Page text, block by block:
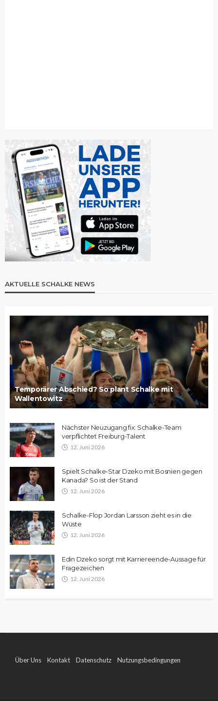
AKTUELLE SCHALKE NEWS
Temporärer Abschied? So plant Schalke mit
Wallentowitz
Nächster Neuzugang fix: Schalke-Team
verpflichtet Freiburg-Talent
12. Juni 2026
Spielt Schalke-Star Dzeko mit Bosnien gegen
Kanada? So ist der Stand
12. Juni 2026
Schalke-Flop Jordan Larsson zieht es in die
Wüste
12. Juni 2026
Edin Dzeko sorgt mit Karriereende-Aussage für
Fragezeichen
12. Juni 2026
Über Uns Kontakt Datenschutz Nutzungsbedingungen